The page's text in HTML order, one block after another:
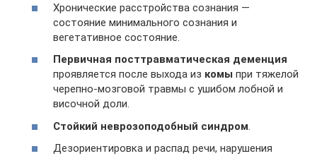
Хронические расстройства сознания —
состояние минимального сознания и
вегетативное состояние.
Первичная посттравматическая деменция
проявляется после выхода из комы при тяжелой
черепно-мозговой травмы с ушибом лобной и
височной доли.
Стойкий неврозоподобный синдром.
Дезориентировка и распад речи, нарушения